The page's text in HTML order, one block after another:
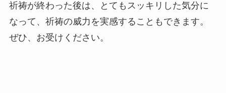
祈祷が終わった後は、とてもスッキリした気分に
なって、祈祷の威力を実感することもできます。
ぜひ、お受けください。